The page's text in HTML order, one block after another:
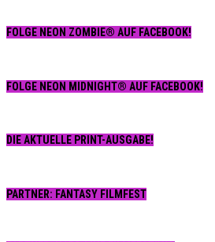
FOLGE NEON ZOMBIE® AUF FACEBOOK!
FOLGE NEON MIDNIGHT® AUF FACEBOOK!
DIE AKTUELLE PRINT-AUSGABE!
PARTNER: FANTASY FILMFEST